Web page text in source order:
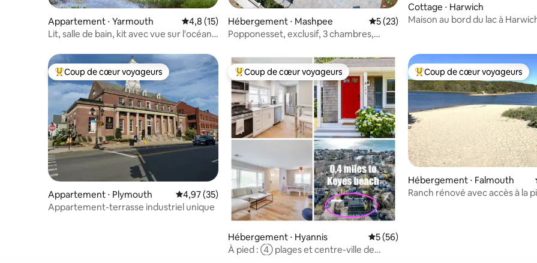
Appartement ⋅ Yarmouth Évaluation moyenne sur la base de 15 commentaires : 4,8 sur 5
4,8 (15)
Lit, salle de bain, kit avec vue sur l'océan.
Hébergement ⋅ Mashpee Évaluation moyenne sur la base de 23
5 (23)
Popponesset, exclusif, 3 chambres,
6 personnes,
Cottage ⋅ Harwich
Maison au bord du lac à
Coups de cœur voyageurs les plus appréciés
Coup de cœur voyageurs
Appartement ⋅ Plymouth Évaluation moyenne sur la base de 35 commentaires : 4,97 sur 5
4,97 (35)
Appartement-terrasse industriel unique
Coups de cœur voyageurs les plus appréciés
Coup de cœur voyageurs
Hébergement ⋅ Hyannis Évaluation moyenne sur la base de 56
5 (56)
À pied : ④ plages et centre-ville de
Coups de cœur voyageurs les
Coup de cœur voyageurs
Hébergement ⋅ Falmouth
Ranch rénové avec accès à la